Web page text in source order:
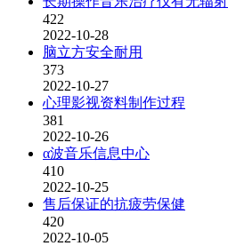
422
2022-10-28
脑立方安全耐用
373
2022-10-27
心理影视资料制作过程
381
2022-10-26
α波音乐信息中心
410
2022-10-25
售后保证的抗疲劳保健
420
2022-10-05